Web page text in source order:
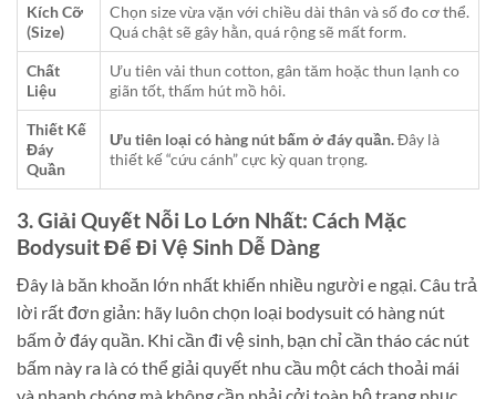
Kích Cỡ
(Size)
Chọn size vừa vặn với chiều dài thân và số đo cơ thể.
Quá chật sẽ gây hằn, quá rộng sẽ mất form.
Chất
Liệu
Ưu tiên vải thun cotton, gân tăm hoặc thun lạnh co
giãn tốt, thấm hút mồ hôi.
Thiết Kế
Đáy
Quần
Ưu tiên loại có hàng nút bấm ở đáy quần.Đây là
thiết kế “cứu cánh” cực kỳ quan trọng.
3. Giải Quyết Nỗi Lo Lớn Nhất: Cách Mặc
Bodysuit Để Đi Vệ Sinh Dễ Dàng
Đây là băn khoăn lớn nhất khiến nhiều người e ngại. Câu trả
lời rất đơn giản: hãy luôn chọn loại bodysuit có hàng nút
bấm ở đáy quần. Khi cần đi vệ sinh, bạn chỉ cần tháo các nút
bấm này ra là có thể giải quyết nhu cầu một cách thoải mái